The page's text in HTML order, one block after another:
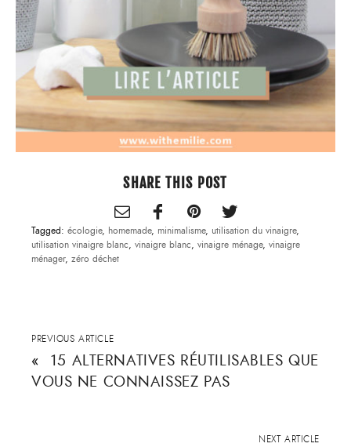
SHARE THIS POST
Tagged: écologie, homemade, minimalisme, utilisation du vinaigre,
utilisation vinaigre blanc, vinaigre blanc, vinaigre ménage, vinaigre
ménager, zéro déchet
PREVIOUS ARTICLE
« 15 ALTERNATIVES RÉUTILISABLES QUE
VOUS NE CONNAISSEZ PAS
NEXT ARTICLE